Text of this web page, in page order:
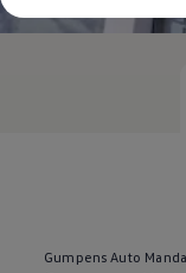
Connect
Lease
Gumpens Auto